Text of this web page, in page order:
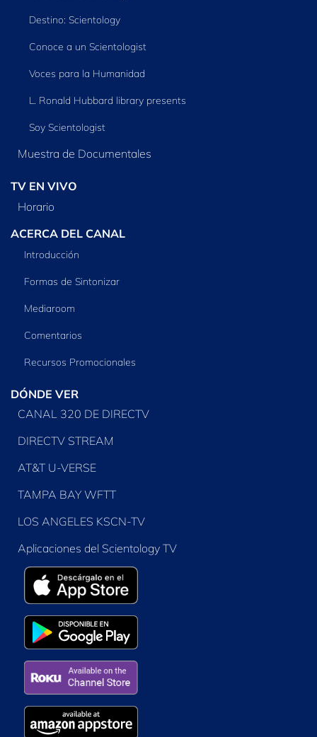
Destino: Scientology
Conoce a un Scientologist
Voces para la Humanidad
L. Ronald Hubbard library presents
Soy Scientologist
Muestra de Documentales
TV EN VIVO
Horario
ACERCA DEL CANAL
Introducción
Formas de Sintonizar
Mediaroom
Comentarios
Recursos Promocionales
DÓNDE VER
CANAL 320 DE DIRECTV
DIRECTV STREAM
AT&T U-VERSE
TAMPA BAY WFTT
LOS ANGELES KSCN-TV
Aplicaciones del Scientology TV